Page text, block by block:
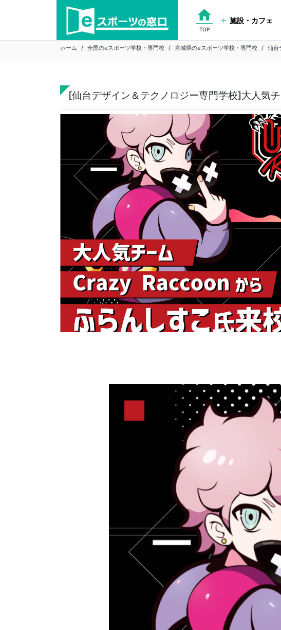
home
TOP
施設・カフェ
ホーム 全国のeスポーツ学校・専門校 宮城県のeスポーツ学校・専門校 仙台
[仙台デザイン＆テクノロジー専門学校]大人気